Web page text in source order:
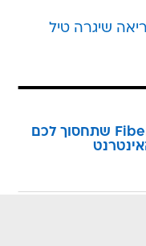
שיגרה טיל
המהפכה של וואלה Fiber שתחסוך לכם